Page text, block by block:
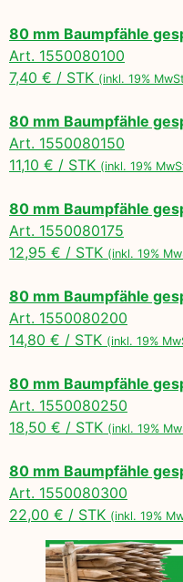
80 mm Baumpfähle
Art. 1550080100
7,40 € / STK (inkl. 19%
80 mm Baumpfähle
Art. 1550080150
11,10 € / STK (inkl. 19%
80 mm Baumpfähle
Art. 1550080175
12,95 € / STK (inkl. 19%
80 mm Baumpfähle
Art. 1550080200
14,80 € / STK (inkl. 19%
80 mm Baumpfähle
Art. 1550080250
18,50 € / STK (inkl. 19%
80 mm Baumpfähle
Art. 1550080300
22,00 € / STK (inkl. 19%